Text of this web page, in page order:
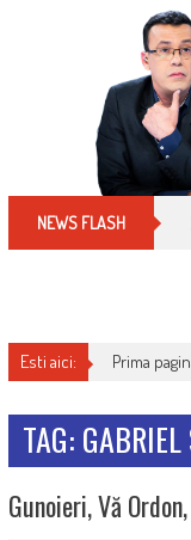
NEWS FLASH
Esti aici: Prima
TAG: GABRIEL
Gunoieri, Vă